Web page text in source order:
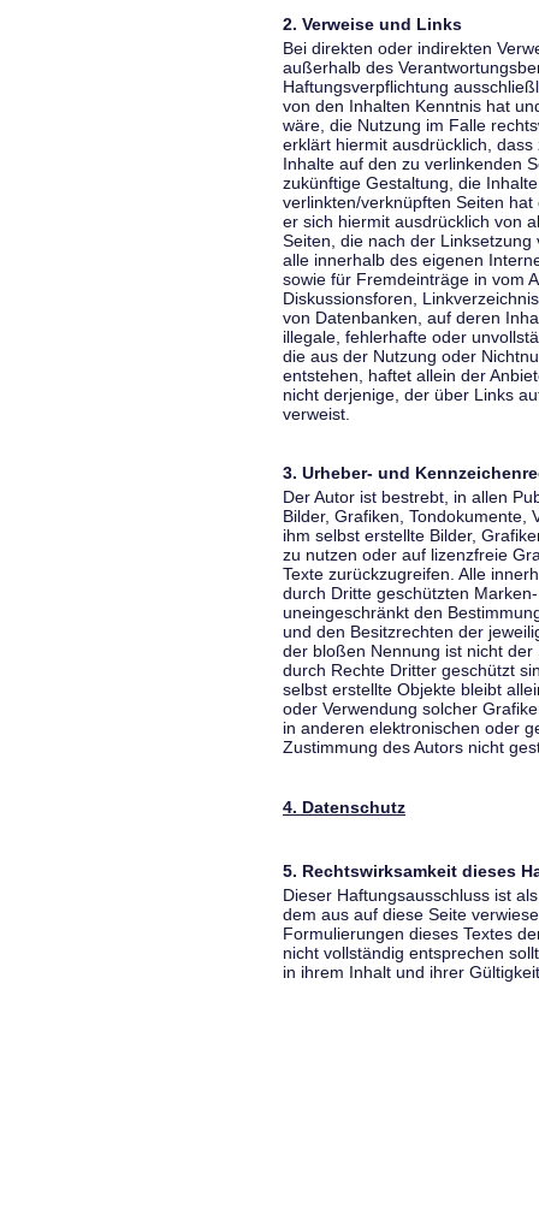
2. Verweise und Links
Bei direkten oder indirekten
außerhalb des
Haftungsverpflichtung
von den Inhalten Kenntnis hat
wäre, die Nutzung im Falle
erklärt hiermit ausdrücklich,
Inhalte auf den zu verlinkenden
zukünftige Gestaltung, die
verlinkten/verknüpften Seiten
er sich hiermit ausdrücklich von
Seiten, die nach der
alle innerhalb des eigenen
sowie für Fremdeinträge in vom
Diskussionsforen,
von Datenbanken, auf deren
illegale, fehlerhafte oder
die aus der Nutzung oder
entstehen, haftet allein der
nicht derjenige, der über Links
verweist.
3. Urheber- und
Der Autor ist bestrebt, in allen
Bilder, Grafiken, Tondokumente,
ihm selbst erstellte Bilder,
zu nutzen oder auf lizenzfreie
Texte zurückzugreifen. Alle
durch Dritte geschützten
uneingeschränkt den
und den Besitzrechten der
der bloßen Nennung ist nicht
durch Rechte Dritter geschützt
selbst erstellte Objekte bleibt
oder Verwendung solcher
in anderen elektronischen oder
Zustimmung des Autors nicht
4. Datenschutz
5. Rechtswirksamkeit dieses
Dieser Haftungsausschluss ist
dem aus auf diese Seite
Formulierungen dieses Textes
nicht vollständig entsprechen
in ihrem Inhalt und ihrer